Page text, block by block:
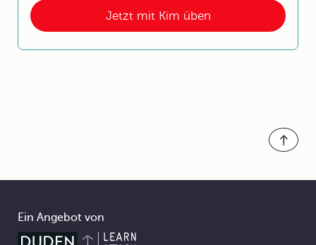
Jetzt mit Kim üben
Ein Angebot von